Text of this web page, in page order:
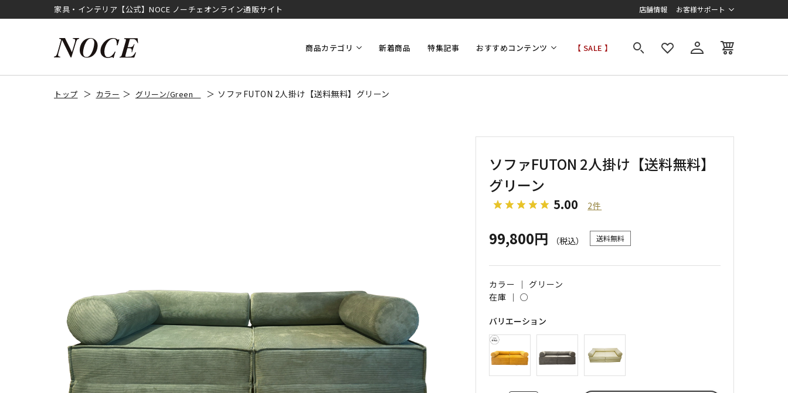
家具・インテリア【公式】NOCE ノーチェオンライン通販サイト 店舗情報 お客様サポート
商品カテゴリ 新着商品 特集記事 おすすめコンテンツ 【 SALE 】
トップ カラー グリーン/Green ソファFUTON 2人掛け【送料無料】グリーン
ソファFUTON 2人掛け【送料無料】
グリーン
5.00 2件
99,800円 （税込） 送料無料
カラー ｜ グリーン
在庫 ｜○
バリエーション